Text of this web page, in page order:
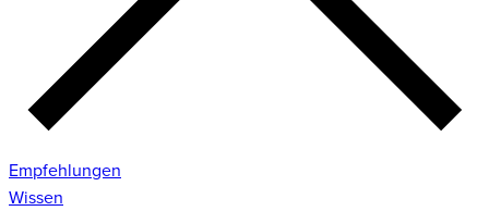
Empfehlungen
Wissen